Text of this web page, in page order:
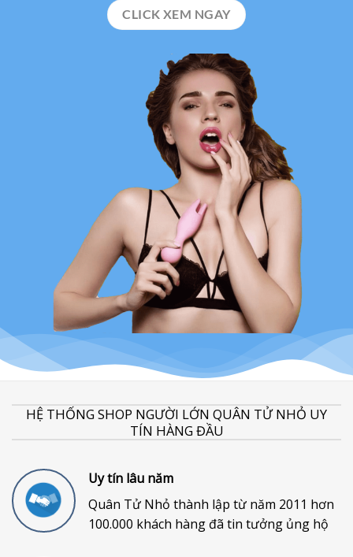
CLICK XEM NGAY
HỆ THỐNG SHOP NGƯỜI LỚN QUÂN TỬ NHỎ UY
TÍN HÀNG ĐẦU
Uy tín lâu năm
Quân Tử Nhỏ thành lập từ năm 2011 hơn
100.000 khách hàng đã tin tưởng ủng hộ